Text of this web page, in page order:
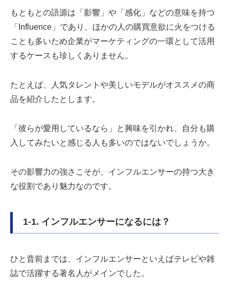
もともとの語源は「影響」や「感化」などの意味を持つ
「Influence」であり、ほかの人の購買意欲に火をつける
ことも多いため企業がマーケティングの一環として活用
するケースも珍しくありません。
たとえば、人気タレントや美しいモデルがオススメの商
品を紹介したとします。
「彼らが愛用しているなら」と興味を引かれ、自分も購
入してみたいと感じる人も多いのではないでしょうか。
その影響力の強さこそが、インフルエンサーの持つ大き
な役割であり魅力なのです。
1-1. インフルエンサーになるには？
ひと昔前までは、インフルエンサーといえばテレビや雑
誌で活躍する著名人がメインでした。